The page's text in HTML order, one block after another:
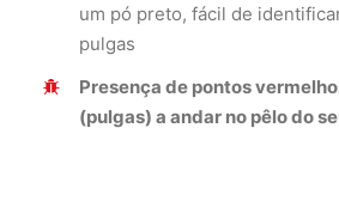
um pó preto, fácil de
pulgas
Presença de pontos
(pulgas) a andar no pêlo do